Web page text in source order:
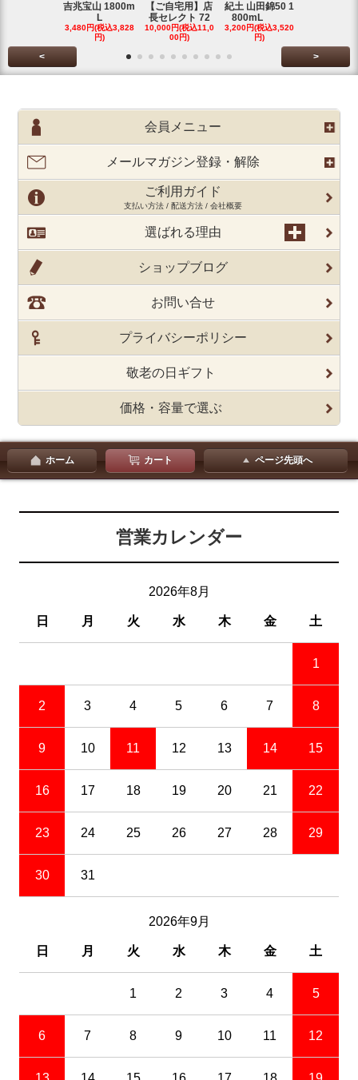
吉兆宝山 1800m
L
3,480円(税込3,828
円)
【ご自宅用】店
長セレクト 72
10,000円(税込11,0
00円)
紀土 山田錦50 1
800mL
3,200円(税込3,520
円)
< >
会員メニュー
メールマガジン登録・解除
ご利用ガイド
支払い方法 / 配送方法 / 会社概要
選ばれる理由
ショップブログ
お問い合せ
プライバシーポリシー
敬老の日ギフト
価格・容量で選ぶ
ホーム カート ページ先頭へ
営業カレンダー
2026年8月
日 月 火 水 木 金 土
1
2 3 4 5 6 7 8
9 10 11 12 13 14 15
16 17 18 19 20 21 22
23 24 25 26 27 28 29
30 31
2026年9月
日 月 火 水 木 金 土
1 2 3 4 5
6 7 8 9 10 11 12